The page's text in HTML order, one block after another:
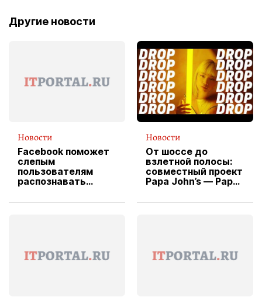
Другие новости
Новости
Facebook поможет
слепым
пользователям
распознавать
Новости
От шоссе до
взлетной полосы:
совместный проект
Papa John’s — Papa
вводит